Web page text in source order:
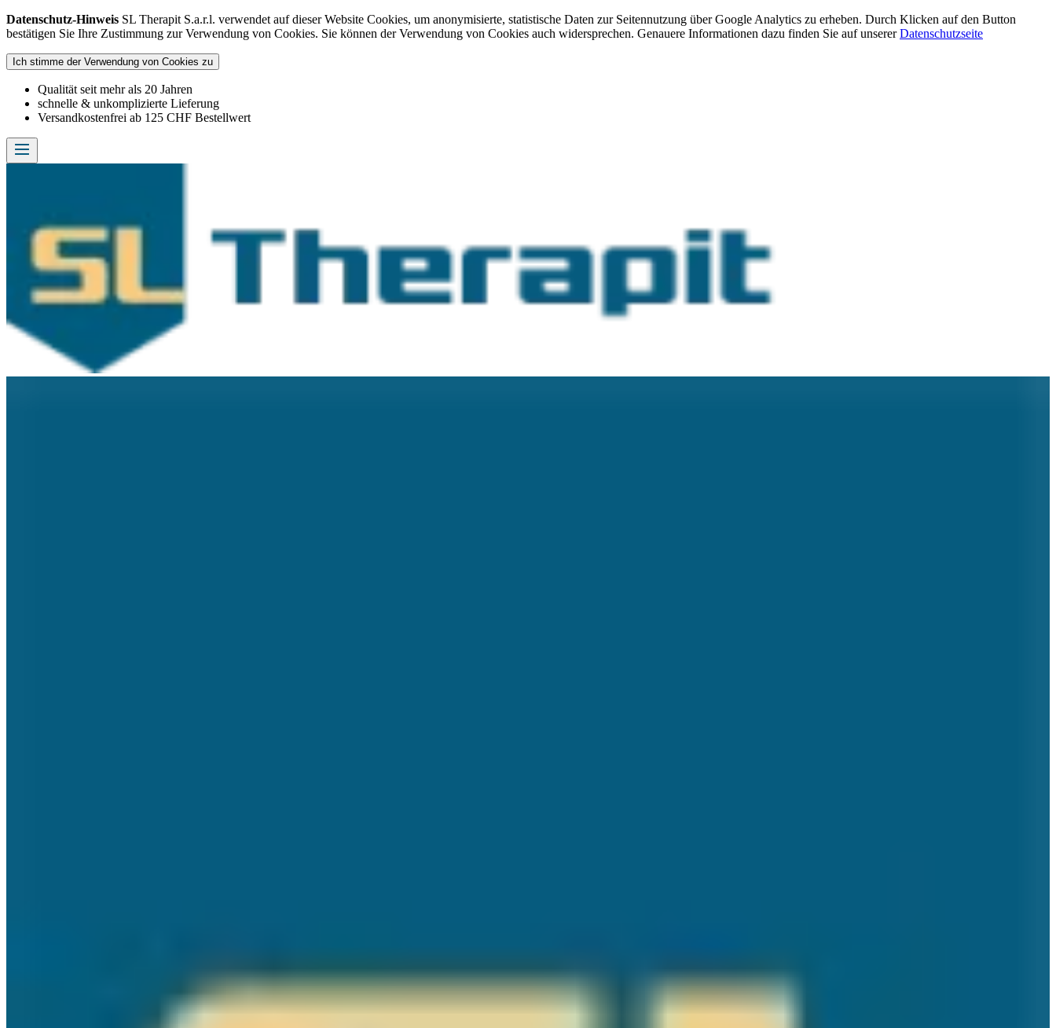
Datenschutz-Hinweis SL Therapit S.a.r.l. verwendet auf dieser Website Cookies, um anonymisierte, statistische Daten zur Seitennutzung über Google Analytics zu erheben. Durch Klicken auf den Button
bestätigen Sie Ihre Zustimmung zur Verwendung von Cookies. Sie können der Verwendung von Cookies auch widersprechen. Genauere Informationen dazu finden Sie auf unsererDatenschutzseite
Ich stimme der Verwendung von Cookies zu
Qualität seit mehr als 20 Jahren
schnelle & unkomplizierte Lieferung
Versandkostenfrei ab 125 CHF Bestellwert